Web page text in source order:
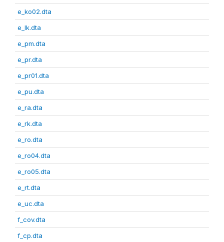
e_ko02.dta
e_lk.dta
e_pm.dta
e_pr.dta
e_pr01.dta
e_pu.dta
e_ra.dta
e_rk.dta
e_ro.dta
e_ro04.dta
e_ro05.dta
e_rt.dta
e_uc.dta
f_cov.dta
f_cp.dta